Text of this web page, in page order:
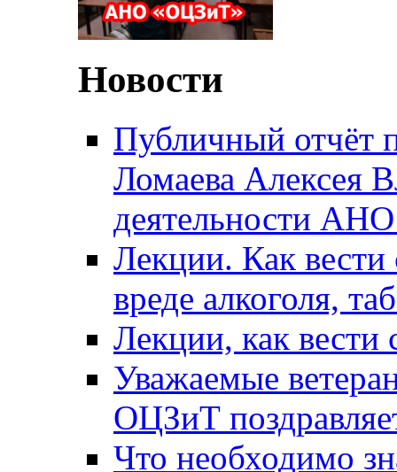
Новости
Публичный отчёт
Ломаева Алексея
деятельности
Лекции. Как вести
вреде алкоголя,
Лекции, как вести
Уважаемые
ОЦЗиТ
Что необходимо